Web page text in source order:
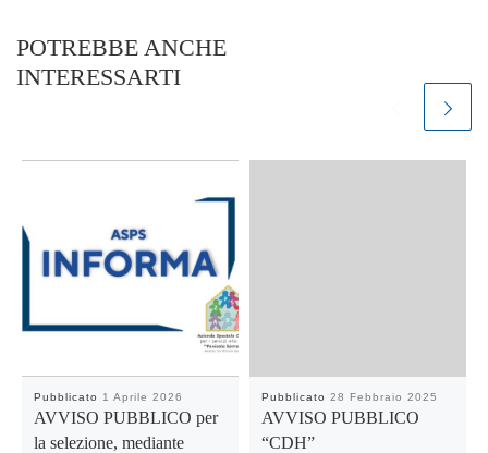
POTREBBE ANCHE
INTERESSARTI
Pubblicato 1 Aprile 2026
AVVISO PUBBLICO per
la selezione, mediante
Pubblicato28 Febbraio 2025
AVVISO PUBBLICO
“CDH”